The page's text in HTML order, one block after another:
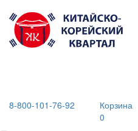
8-800-101-76-92
Корзина
0